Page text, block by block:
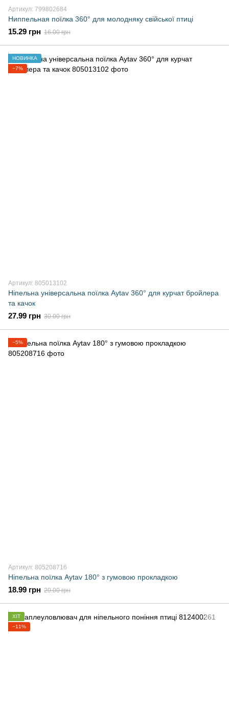
Артикул: 799802684
Ниппельная поїлка 360° для молодняку свійської птиці
15.29 грн 16.00 грн
НОВИНКА
−7%
Артикул: 805013102
Ніпельна універсальна поїлка Aytav 360° для курчат бройлера
та качок
27.99 грн 30.00 грн
−5%
Артикул: 805208716
Ніпельна поїлка Aytav 180° з гумовою прокладкою
18.99 грн 20.00 грн
ХІТ
−11%